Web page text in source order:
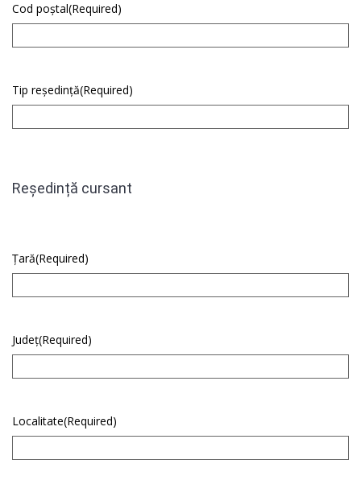
Cod poștal(Required)
Tip reședință(Required)
Reședință cursant
Țară(Required)
Județ(Required)
Localitate(Required)